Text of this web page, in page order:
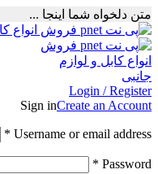
متن دلخواه شما اینجا ...
Login / Register
Sign inCreate an Account
Username or email address
*
Password
*